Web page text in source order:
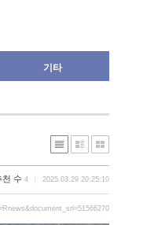
기타
천 수 4 2025.03.29 20:25:10